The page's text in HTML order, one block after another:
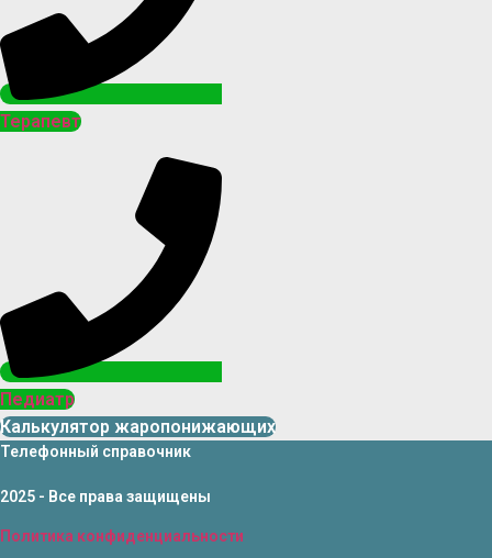
Терапевт
Педиатр
Калькулятор жаропонижающих
Телефонный справочник
2025 - Все права защищены
Политика конфиденциальности